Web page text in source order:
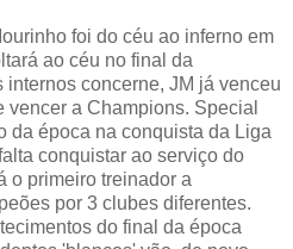
foi do céu ao inferno em
ao céu no final da
concerne, JM já venceu
vencer a Champions. Special
da época na conquista da Liga
conquistar ao serviço do
o primeiro treinador a
por 3 clubes diferentes.
do final da época